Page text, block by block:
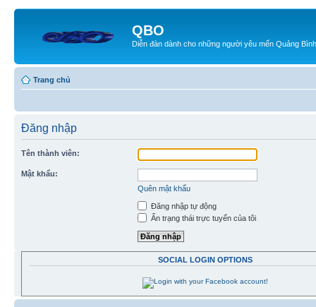
QBO
Diễn đàn dành cho những người yêu mến Quảng Bình
Trang chủ
Đăng nhập
Tên thành viên:
Mật khẩu:
Quên mật khẩu
Đăng nhập tự động
Ẩn trạng thái trực tuyến của tôi
SOCIAL LOGIN OPTIONS